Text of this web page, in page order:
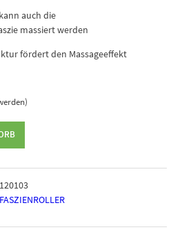
auch die
massiert werden
fördert den Massageeffekt